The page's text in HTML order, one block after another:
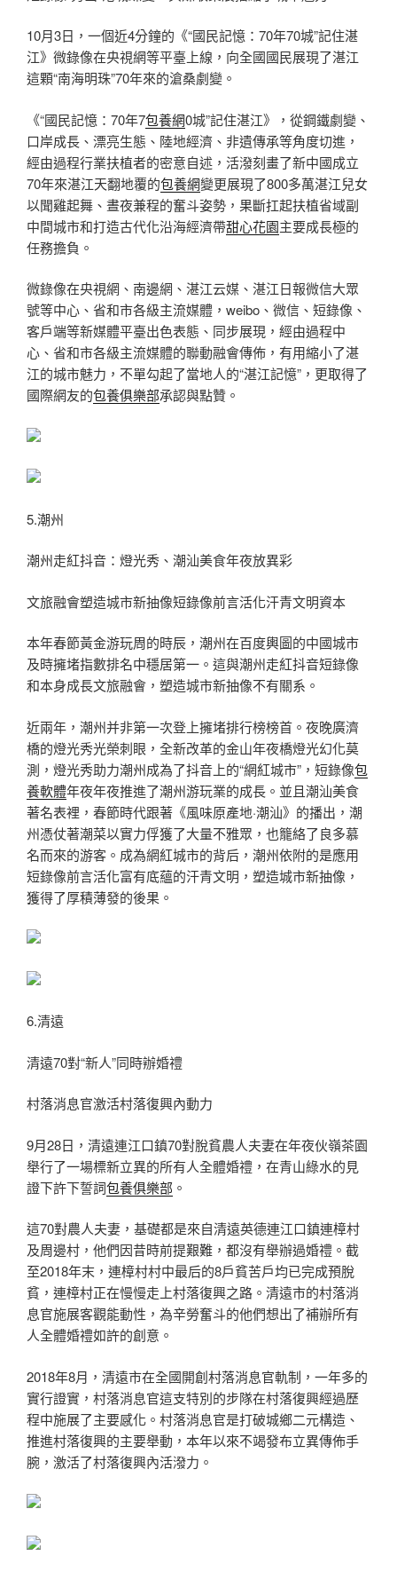
10月3日，一個近4分鐘的《“國民記憶：70年70城”記住湛
江》微錄像在央視網等平臺上線，向全國國民展現了湛江
這顆“南海明珠”70年來的滄桑劇變。
《“國民記憶：70年7包養網0城”記住湛江》，從鋼鐵劇變、
口岸成長、漂亮生態、陸地經濟、非遺傳承等角度切進，
經由過程行業扶植者的密意自述，活潑刻畫了新中國成立
70年來湛江天翻地覆的包養網變更展現了800多萬湛江兒女
以聞雞起舞、晝夜兼程的奮斗姿勢，果斷扛起扶植省域副
中間城市和打造古代化沿海經濟帶甜心花園主要成長極的
任務擔負。
微錄像在央視網、南邊網、湛江云媒、湛江日報微信大眾
號等中心、省和市各級主流媒體，weibo、微信、短錄像、
客戶端等新媒體平臺出色表態、同步展現，經由過程中
心、省和市各級主流媒體的聯動融會傳佈，有用縮小了湛
江的城市魅力，不單勾起了當地人的“湛江記憶”，更取得了
國際網友的包養俱樂部承認與點贊。
5.潮州
潮州走紅抖音：燈光秀、潮汕美食年夜放異彩
文旅融會塑造城市新抽像短錄像前言活化汗青文明資本
本年春節黃金游玩周的時辰，潮州在百度輿圖的中國城市
及時擁堵指數排名中穩居第一。這與潮州走紅抖音短錄像
和本身成長文旅融會，塑造城市新抽像不有關系。
近兩年，潮州并非第一次登上擁堵排行榜榜首。夜晚廣濟
橋的燈光秀光榮刺眼，全新改革的金山年夜橋燈光幻化莫
測，燈光秀助力潮州成為了抖音上的“網紅城市”，短錄像包
養軟體年夜年夜推進了潮州游玩業的成長。並且潮汕美食
著名表裡，春節時代跟著《風味原產地·潮汕》的播出，潮
州憑仗著潮菜以實力俘獲了大量不雅眾，也籠絡了良多慕
名而來的游客。成為網紅城市的背后，潮州依附的是應用
短錄像前言活化富有底蘊的汗青文明，塑造城市新抽像，
獲得了厚積薄發的後果。
6.清遠
清遠70對“新人”同時辦婚禮
村落消息官激活村落復興內動力
9月28日，清遠連江口鎮70對脫貧農人夫妻在年夜伙嶺茶園
舉行了一場標新立異的所有人全體婚禮，在青山綠水的見
證下許下誓詞包養俱樂部 。
這70對農人夫妻，基礎都是來自清遠英德連江口鎮連樟村
及周邊村，他們因昔時前提艱難，都沒有舉辦過婚禮。截
至2018年末，連樟村村中最后的8戶貧苦戶均已完成預脫
貧，連樟村正在慢慢走上村落復興之路。清遠市的村落消
息官施展客觀能動性，為辛勞奮斗的他們想出了補辦所有
人全體婚禮如許的創意。
2018年8月，清遠市在全國開創村落消息官軌制，一年多的
實行證實，村落消息官這支特別的步隊在村落復興經過歷
程中施展了主要感化。村落消息官是打破城鄉二元構造、
推進村落復興的主要舉動，本年以來不竭發布立異傳佈手
腕，激活了村落復興內活潑力。